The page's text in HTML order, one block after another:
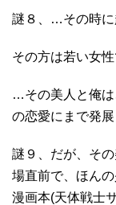
謎８、…その時に
その方は若い女
…その美人と俺は
の恋愛にまで発
謎９、だが、そ
場直前で、ほん
漫画本(天体戦士